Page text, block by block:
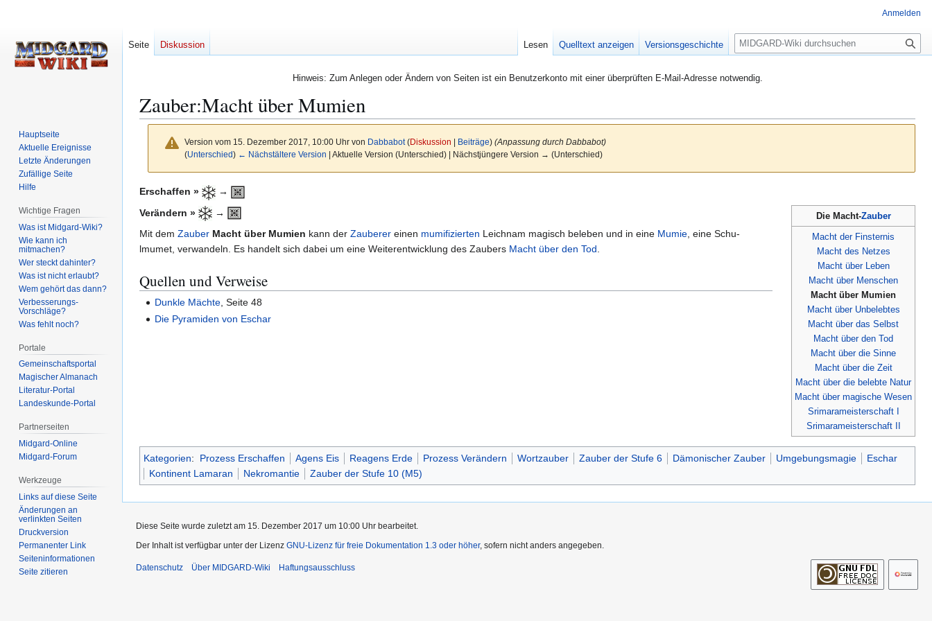
Hinweis: Zum Anlegen oder Ändern von Seiten ist ein Benutzerkonto mit einer überprüften E-Mail-Adresse notwendig.
Zauber:Macht über Mumien
Version vom 15. Dezember 2017, 10:00 Uhr von Dabbabot (Diskussion | Beiträge) (Anpassung durch Dabbabot)
(Unterschied) ← Nächstältere Version | Aktuelle Version (Unterschied) | Nächstjüngere Version → (Unterschied)
Zur
Zur
Erschaffen » →
Die Macht-Zauber
Macht der Finsternis
Macht des Netzes
Macht über Leben
Macht über Menschen
Macht über Mumien
Macht über Unbelebtes
Macht über das Selbst
Macht über den Tod
Macht über die Sinne
Macht über die Zeit
Macht über die belebte Natur
Macht über magische Wesen
Srimarameisterschaft I
Srimarameisterschaft II
Verändern »
→
Mit dem Zauber Macht über Mumien kann der Zauberer einen mumifizierten Leichnam magisch beleben und in eine Mumie , eine Schu-
lmumet, verwandeln. Es handelt sich dabei um eine Weiterentwicklung des Zaubers Macht über den Tod
Quellen und Verweise
Dunkle Mächte , Seite 48
Die Pyramiden von Eschar
Kategorien: Prozess Erschaffen Agens Eis Reagens Erde Prozess Verändern Wortzauber Zauber der Stufe 6 Dämonischer Zauber Umgebungsmagie
Eschar
Kontinent Lamaran
Nekromantie Zauber der Stufe 10 (M5)
Anmelden
Seite Diskussion Lesen Quelltext anzeigen Versionsgeschichte
S
u
h
Hauptseite
Aktuelle Ereignisse
Letzte Änderungen
Zufällige Seite
Hilfe
Wichtige Fragen
Was ist Midgard-Wiki?
Wie kann ich
mitmachen?
Wer steckt dahinter?
Was ist nicht erlaubt?
Wem gehört das dann?
Verbesserungs-
Vorschläge?
Was fehlt noch?
Portale
Gemeinschafts­portal
Magischer Almanach
Literatur-Portal
Landeskunde-Portal
Partnerseiten
Midgard-Online
Midgard-Forum
Werkzeuge
Links auf diese Seite
Änderungen an
verlinkten Seiten
Druckversion
Permanenter Link
Seiten­­informationen
Seite zitieren
Diese Seite wurde zuletzt am 15. Dezember 2017 um 10:00 Uhr bearbeitet.
Der Inhalt ist verfügbar unter der Lizenz GNU-Lizenz für freie Dokumentation 1.3 oder höher, sofern nicht anders angegeben.
Datenschutz Über MIDGARD-Wiki Haftungsausschluss